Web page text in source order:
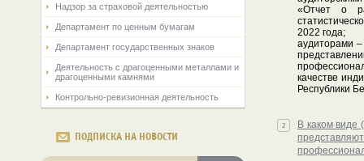
Надзор за страховой деятельностью
Департамент по ценным бумагам
Департамент государственных знаков
Деятельность с драгоценными металлами и
драгоценными камнями
Контрольно-ревизионная деятельность
ПОДПИСКА НА НОВОСТИ
«Отчет о
2022 года;
аудиторами
качестве
Республики
2
В каком виде